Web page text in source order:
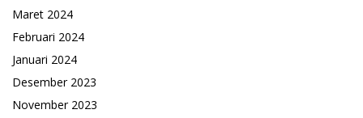
Maret 2024
Februari 2024
Januari 2024
Desember 2023
November 2023